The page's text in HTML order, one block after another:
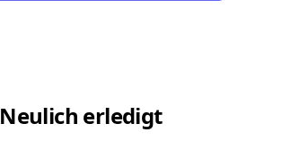
Neulich erledigt